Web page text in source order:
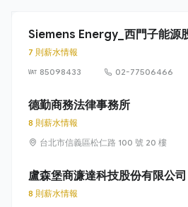
Siemens Energy_西門子能源
7 則薪水情報
85098433
02-77506466
德勤商務法律事務所
8 則薪水情報
台北市信義區松仁路 100 號 20 樓
盧森堡商濂達科技股份有限公司
8 則薪水情報